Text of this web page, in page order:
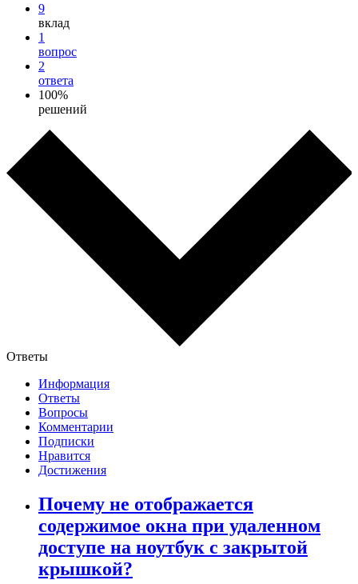
9
вклад
1
вопрос
2
ответа
100%
решений
Ответы
Информация
Ответы
Вопросы
Комментарии
Подписки
Нравится
Достижения
Почему не отображается
содержимое окна при удаленном
доступе на ноутбук с закрытой
крышкой?